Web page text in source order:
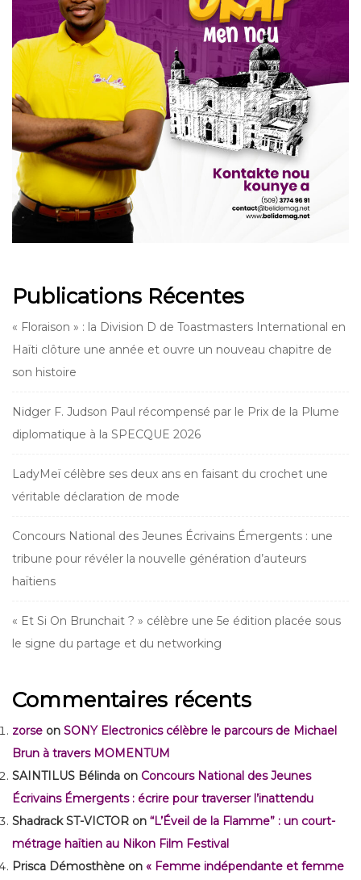
Publications Récentes
« Floraison » : la Division D de Toastmasters International en
Haïti clôture une année et ouvre un nouveau chapitre de
son histoire
Nidger F. Judson Paul récompensé par le Prix de la Plume
diplomatique à la SPECQUE 2026
LadyMeï célèbre ses deux ans en faisant du crochet une
véritable déclaration de mode
Concours National des Jeunes Écrivains Émergents : une
tribune pour révéler la nouvelle génération d’auteurs
haïtiens
« Et Si On Brunchait ? » célèbre une 5e édition placée sous
le signe du partage et du networking
Commentaires récents
zorse on SONY Electronics célèbre le parcours de Michael
Brun à travers MOMENTUM
SAINTILUS Bélinda on Concours National des Jeunes
Écrivains Émergents : écrire pour traverser l’inattendu
Shadrack ST-VICTOR on “L’Éveil de la Flamme” : un court-
métrage haïtien au Nikon Film Festival
Prisca Démosthène on « Femme indépendante et femme